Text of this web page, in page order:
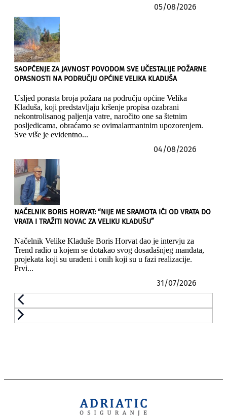
05/08/2026
SAOPĆENJE ZA JAVNOST POVODOM SVE UČESTALIJE POŽARNE
OPASNOSTI NA PODRUČJU OPĆINE VELIKA KLADUŠA
Usljed porasta broja požara na području općine Velika
Kladuša, koji predstavljaju kršenje propisa ozabrani
nekontrolisanog paljenja vatre, naročito one sa štetnim
posljedicama, obraćamo se ovimalarmantnim upozorenjem.
Sve više je evidentno...
04/08/2026
NAČELNIK BORIS HORVAT: “NIJE ME SRAMOTA IĆI OD VRATA DO
VRATA I TRAŽITI NOVAC ZA VELIKU KLADUŠU”
Načelnik Velike Kladuše Boris Horvat dao je intervju za
Trend radio u kojem se dotakao svog dosadašnjeg mandata,
projekata koji su urađeni i onih koji su u fazi realizacije.
Prvi...
31/07/2026